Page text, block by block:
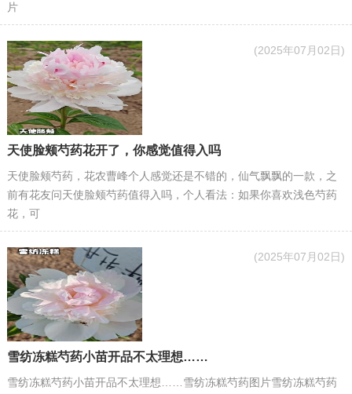
片
(2025年07月02日)
天使脸颊芍药花开了，你感觉值得入吗
天使脸颊芍药，花农曹峰个人感觉还是不错的，仙气飘飘的一款，之
前有花友问天使脸颊芍药值得入吗，个人看法：如果你喜欢浅色芍药
花，可
(2025年07月02日)
雪纺冻糕芍药小苗开品不太理想……
雪纺冻糕芍药小苗开品不太理想……雪纺冻糕芍药图片雪纺冻糕芍药